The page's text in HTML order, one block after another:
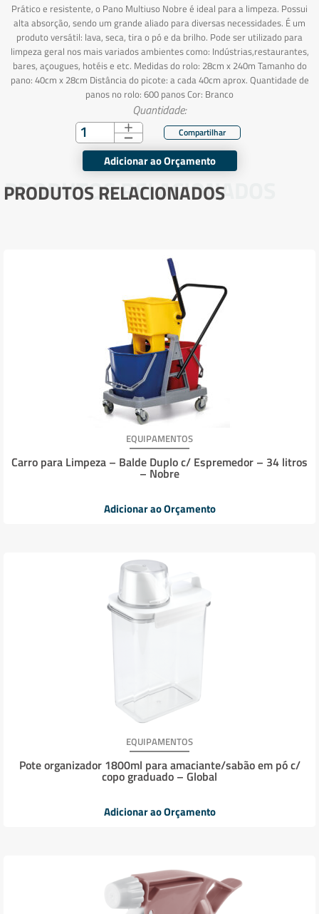
Prático e resistente, o Pano Multiuso Nobre é ideal para a limpeza. Possui
alta absorção, sendo um grande aliado para diversas necessidades. É um
produto versátil: lava, seca, tira o pó e da brilho. Pode ser utilizado para
limpeza geral nos mais variados ambientes como: Indústrias,restaurantes,
bares, açougues, hotéis e etc. Medidas do rolo: 28cm x 240m Tamanho do
pano: 40cm x 28cm Distância do picote: a cada 40cm aprox. Quantidade de
panos no rolo: 600 panos Cor: Branco
Quantidade:
Adicionar ao Orçamento
PRODUTOS RELACIONADOS
PRODUTOS RELACIONADOS
EQUIPAMENTOS
Carro para Limpeza – Balde Duplo c/ Espremedor – 34 litros
– Nobre
Adicionar ao Orçamento
EQUIPAMENTOS
Pote organizador 1800ml para amaciante/sabão em pó c/
copo graduado – Global
Adicionar ao Orçamento